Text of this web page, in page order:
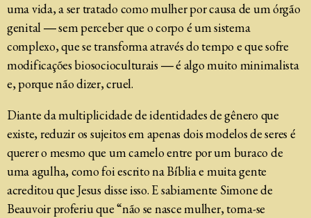
uma vida, a ser tratado como mulher por causa de um órgão
genital ― sem perceber que o corpo é um sistema
complexo, que se transforma através do tempo e que sofre
modificações biosocioculturais ― é algo muito minimalista
e, porque não dizer, cruel.
Diante da multiplicidade de identidades de gênero que
existe, reduzir os sujeitos em apenas dois modelos de seres é
querer o mesmo que um camelo entre por um buraco de
uma agulha, como foi escrito na Bíblia e muita gente
acreditou que Jesus disse isso. E sabiamente Simone de
Beauvoir proferiu que “não se nasce mulher, torna-se